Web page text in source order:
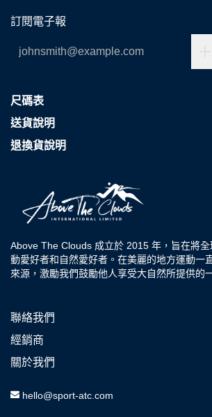
訂閱電子報
尺碼表
送貨說明
退換貨說明
Above The Clouds 成立於 2015 年，旨在將
動愛好者和自然愛好者。在美麗的地方運動一
來源，激勵我們鼓勵他人享受大自然所提供的
聯絡我們
經銷商
關於我們
hello@sport-atc.com